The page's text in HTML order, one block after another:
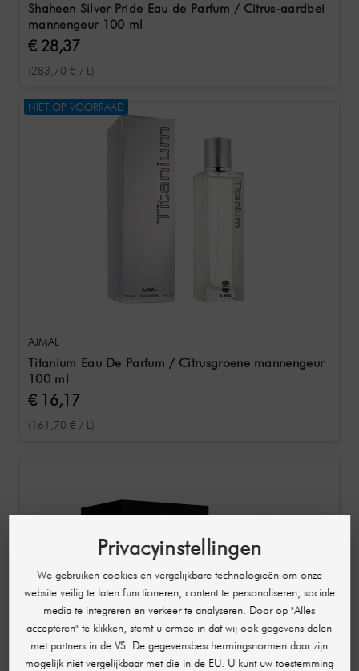
Shaheen Silver Pride Eau de Parfum / Citrus-aardbei
mannengeur 100 ml
€ 28,37
(283,70 € / L)
NIET OP VOORRAAD
AJMAL
Titanium Eau De Parfum / Citrusgroene mannengeur
100 ml
€ 16,17
(161,70 € / L)
Privacyinstellingen
We gebruiken cookies en vergelijkbare technologieën om onze
website veilig te laten functioneren, content te personaliseren, sociale
media te integreren en verkeer te analyseren. Door op "Alles
accepteren" te klikken, stemt u ermee in dat wij ook gegevens delen
met partners in de VS. De gegevensbeschermingsnormen daar zijn
mogelijk niet vergelijkbaar met die in de EU. U kunt uw toestemming